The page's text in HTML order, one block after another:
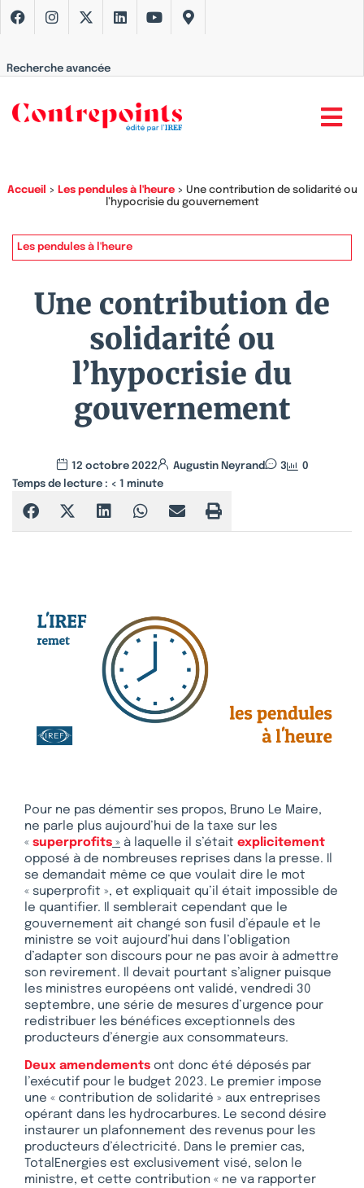
Recherche avancée
Accueil > Les pendules à l'heure> Une contribution de solidarité ou
l’hypocrisie du gouvernement
Les pendules à l'heure
Une contribution de
solidarité ou
l’hypocrisie du
gouvernement
12 octobre 2022 Augustin Neyrand 3
0
Temps de lecture : < 1 minute
Pour ne pas démentir ses propos, Bruno Le Maire,
ne parle plus aujourd’hui de la taxe sur les
« superprofits » à laquelle il s’était explicitement
opposé à de nombreuses reprises dans la presse. Il
se demandait même ce que voulait dire le mot
« superprofit », et expliquait qu’il était impossible de
le quantifier. Il semblerait cependant que le
gouvernement ait changé son fusil d’épaule et le
ministre se voit aujourd’hui dans l’obligation
d’adapter son discours pour ne pas avoir à admettre
son revirement. Il devait pourtant s’aligner puisque
les ministres européens ont validé, vendredi 30
septembre, une série de mesures d’urgence pour
redistribuer les bénéfices exceptionnels des
producteurs d’énergie aux consommateurs.
Deux amendements ont donc été déposés par
l’exécutif pour le budget 2023. Le premier impose
une « contribution de solidarité » aux entreprises
opérant dans les hydrocarbures. Le second désire
instaurer un plafonnement des revenus pour les
producteurs d’électricité. Dans le premier cas,
TotalEnergies est exclusivement visé, selon le
ministre, et cette contribution « ne va rapporter